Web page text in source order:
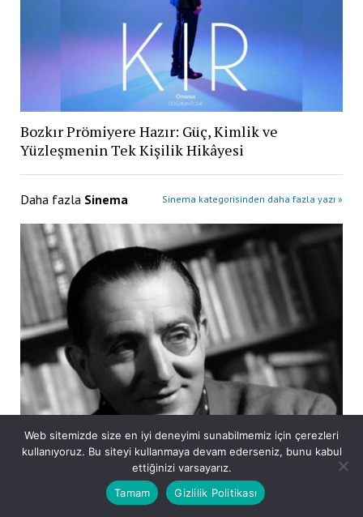
Bozkır Prömiyere Hazır: Güç, Kimlik ve
Yüzleşmenin Tek Kişilik Hikâyesi
Daha fazla Sinema Sinema kategorisinden daha fazla yazı »
Bugün ölmüştü: Fritz Lang
Web sitemizde size en iyi deneyimi sunabilmemiz için çerezleri
kullanıyoruz. Bu siteyi kullanmaya devam ederseniz, bunu kabul
ettiğinizi varsayarız.
Tamam
Gizlilik Politikası